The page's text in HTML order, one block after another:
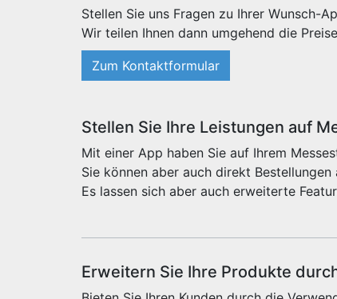
Stellen Sie uns Fragen zu Ihrer Wunsch-
Wir teilen Ihnen dann umgehend die
Zum Kontaktformular
Stellen Sie Ihre Leistungen auf
Mit einer App haben Sie auf Ihrem
Sie können aber auch direkt
Es lassen sich aber auch erweiterte
Erweitern Sie Ihre Produkte